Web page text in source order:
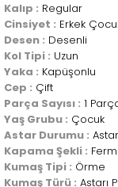
Kalıp : Regular
Cinsiyet : Erkek
Desen : Desenli
Kol Tipi : Uzun
Yaka : Kapüşonlu
Cep : Çift
Parça Sayısı : 1
Yaş Grubu : Çocuk
Astar Durumu :
Kapama Şekli :
Kumaş Tipi : Örme
Kumaş Türü : Astarı